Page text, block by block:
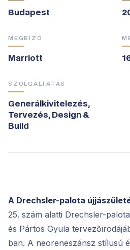
Budapest
MEGBÍZÓ
Marriott
SZOLGÁLTATÁS
Generálkivitelezés,
Tervezés, Design &
Build
A Drechsler-palota
25. szám alatti Drechsler-
és Pártos Gyula
ban. A neoreneszánsz stílusú